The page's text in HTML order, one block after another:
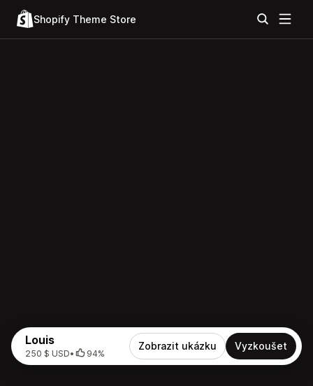
Shopify Theme Store
Louis
250 $ USD• 94%
Zobrazit ukázku Vyzkoušet